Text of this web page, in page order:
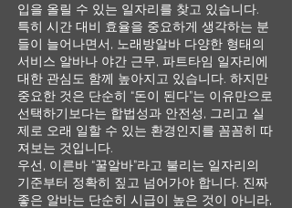
입을 올릴 수 있는 일자리를 찾고 있습니다.
특히 시간 대비 효율을 중요하게 생각하는 분
들이 늘어나면서, 노래방알바 다양한 형태의
서비스 알바나 야간 근무, 파트타임 일자리에
대한 관심도 함께 높아지고 있습니다. 하지만
중요한 것은 단순히 “돈이 된다”는 이유만으로
선택하기보다는 합법성과 안전성, 그리고 실
제로 오래 일할 수 있는 환경인지를 꼼꼼히 따
져보는 것입니다.
우선, 이른바 “꿀알바”라고 불리는 일자리의
기준부터 정확히 짚고 넘어가야 합니다. 진짜
좋은 알바는 단순히 시급이 높은 것이 아니라,